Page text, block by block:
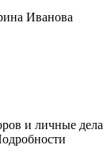
Иванова
и личные дела